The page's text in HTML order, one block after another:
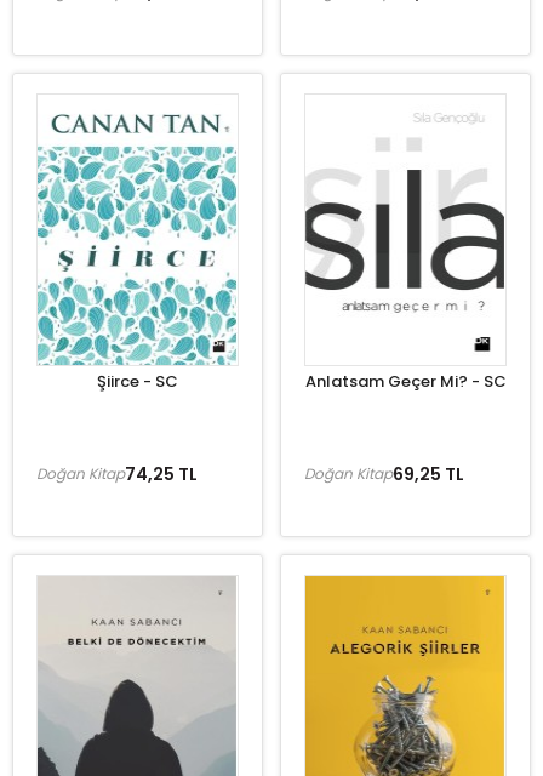
Şiirce - SC
74,25 TL
Doğan Kitap
Anlatsam Geçer Mi? - SC
69,25 TL
Doğan Kitap